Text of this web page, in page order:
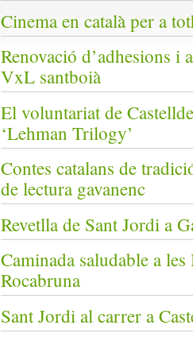
Cinema en català per a
Renovació d’adhesions i
VxL santboià
El voluntariat de
‘Lehman Trilogy’
Contes catalans de
de lectura gavanenc
Revetlla de Sant Jordi a
Caminada saludable a
Rocabruna
Sant Jordi al carrer a